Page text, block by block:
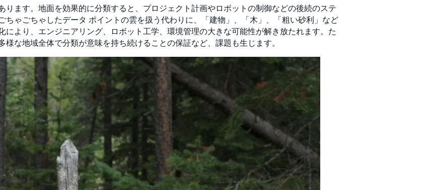
ります。地面を効果的に分類すると、プロジェクト計画やロボットの制御などの後続のステ
ちゃごちゃしたデータ ポイントの雲を扱う代わりに、「建物」、「木」、「粗い砂利」など
により、エンジニアリング、ロボット工学、環境管理の大きな可能性が解き放たれます。た
な地域全体で分類が意味を持ち続けることの保証など、課題も生じます。